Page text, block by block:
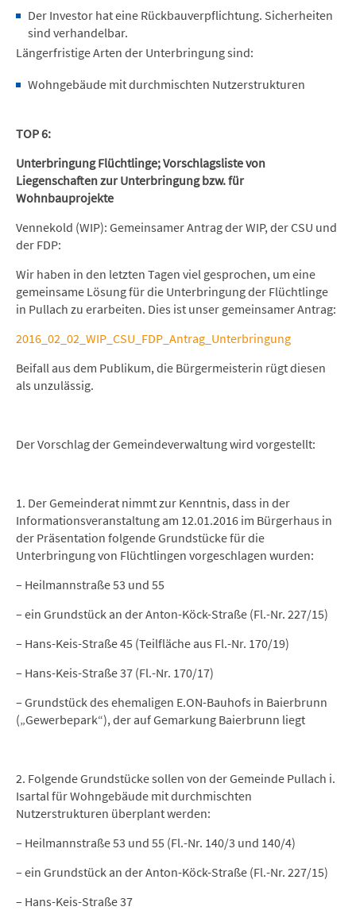
Der Investor hat eine Rückbauverpflichtung. Sicherheiten
sind verhandelbar.
Längerfristige Arten der Unterbringung sind:
Wohngebäude mit durchmischten Nutzerstrukturen
TOP 6:
Unterbringung Flüchtlinge; Vorschlagsliste von
Liegenschaften zur Unterbringung bzw. für
Wohnbauprojekte
Vennekold (WIP): Gemeinsamer Antrag der WIP, der CSU und
der FDP:
Wir haben in den letzten Tagen viel gesprochen, um eine
gemeinsame Lösung für die Unterbringung der Flüchtlinge
in Pullach zu erarbeiten. Dies ist unser gemeinsamer Antrag:
2016_02_02_WIP_CSU_FDP_Antrag_Unterbringung
Beifall aus dem Publikum, die Bürgermeisterin rügt diesen
als unzulässig.
Der Vorschlag der Gemeindeverwaltung wird vorgestellt:
1. Der Gemeinderat nimmt zur Kenntnis, dass in der
Informationsveranstaltung am 12.01.2016 im Bürgerhaus in
der Präsentation folgende Grundstücke für die
Unterbringung von Flüchtlingen vorgeschlagen wurden:
– Heilmannstraße 53 und 55
– ein Grundstück an der Anton-Köck-Straße (Fl.-Nr. 227/15)
– Hans-Keis-Straße 45 (Teilfläche aus Fl.-Nr. 170/19)
– Hans-Keis-Straße 37 (Fl.-Nr. 170/17)
– Grundstück des ehemaligen E.ON-Bauhofs in Baierbrunn
(„Gewerbepark“), der auf Gemarkung Baierbrunn liegt
2. Folgende Grundstücke sollen von der Gemeinde Pullach i.
Isartal für Wohngebäude mit durchmischten
Nutzerstrukturen überplant werden:
– Heilmannstraße 53 und 55 (Fl.-Nr. 140/3 und 140/4)
– ein Grundstück an der Anton-Köck-Straße (Fl.-Nr. 227/15)
– Hans-Keis-Straße 37